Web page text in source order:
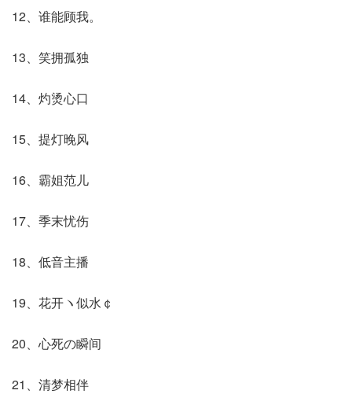
12、谁能顾我。
13、笑拥孤独
14、灼烫心口
15、提灯晚风
16、霸姐范儿
17、季末忧伤
18、低音主播
19、花开ヽ似水￠
20、心死の瞬间
21、清梦相伴